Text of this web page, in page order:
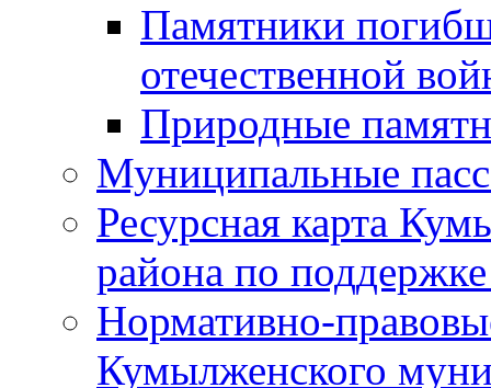
Памятники
отечественной
Природные
Муниципальные
Ресурсная карта
района по
Нормативно-
Кумылженского